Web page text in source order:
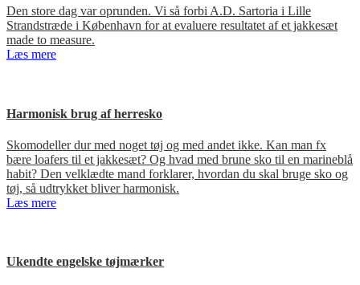
Den store dag var oprunden. Vi så forbi A.D. Sartoria i Lille
Strandstræde i København for at evaluere resultatet af et jakkesæt
made to measure.
Læs mere
Harmonisk brug af herresko
Skomodeller dur med noget tøj og med andet ikke. Kan man fx
bære loafers til et jakkesæt? Og hvad med brune sko til en marineblå
habit? Den velklædte mand forklarer, hvordan du skal bruge sko og
tøj, så udtrykket bliver harmonisk.
Læs mere
Ukendte engelske tøjmærker